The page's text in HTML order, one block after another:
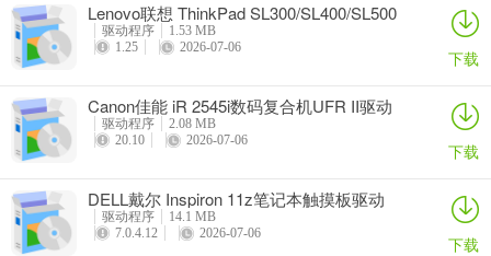
Lenovo联想 ThinkPad SL300/SL400/SL500
笔记本BIOS
驱动程序
1.53 MB
1.25
2026-07-06 下载
Canon佳能 iR 2545i数码复合机UFR II驱动
驱动程序
2.08 MB
20.10
2026-07-06 下载
DELL戴尔 Inspiron 11z笔记本触摸板驱动
驱动程序
14.1 MB
7.0.4.12
2026-07-06 下载